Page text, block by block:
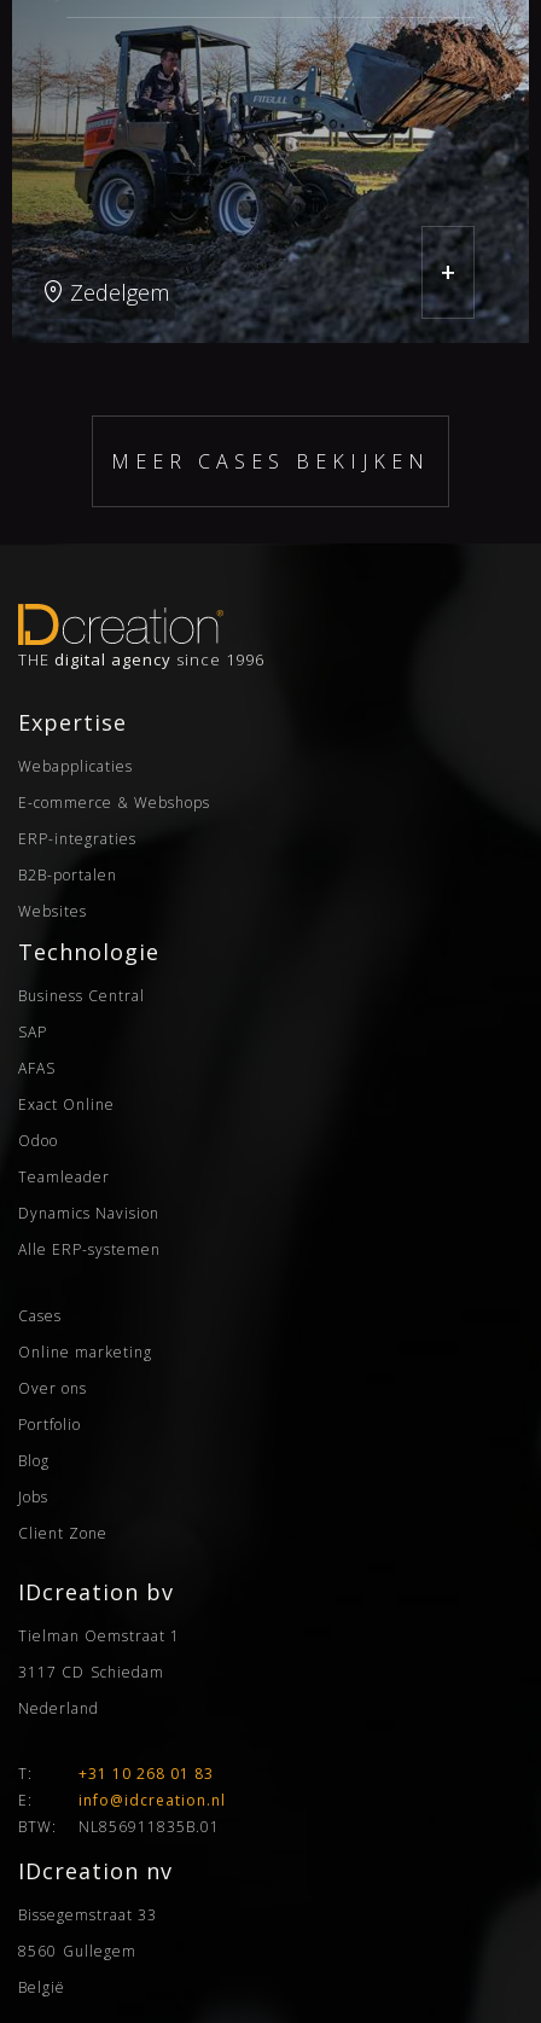
Zedelgem
+
MEER CASES BEKIJKEN
THE digital agency since 1996
Expertise
Webapplicaties
E-commerce & Webshops
ERP-integraties
B2B-portalen
Websites
Technologie
Business Central
SAP
AFAS
Exact Online
Odoo
Teamleader
Dynamics Navision
Alle ERP-systemen
Cases
Online marketing
Over ons
Portfolio
Blog
Jobs
Client Zone
IDcreation bv
Tielman Oemstraat 1
3117 CD Schiedam
Nederland
T:
+31 10 268 01 83
E:
info@idcreation.nl
BTW:
NL856911835B.01
IDcreation nv
Bissegemstraat 33
8560 Gullegem
België